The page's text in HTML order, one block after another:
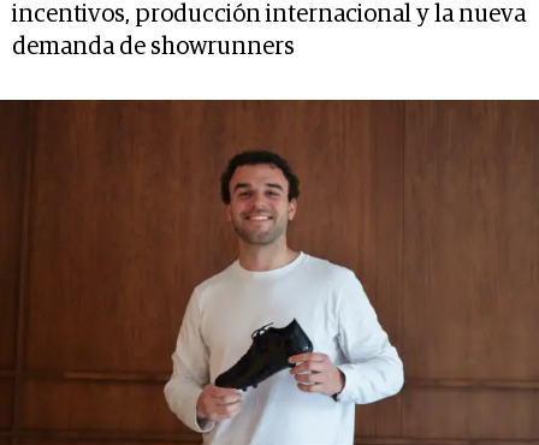
incentivos, producción internacional y la nueva
demanda de showrunners